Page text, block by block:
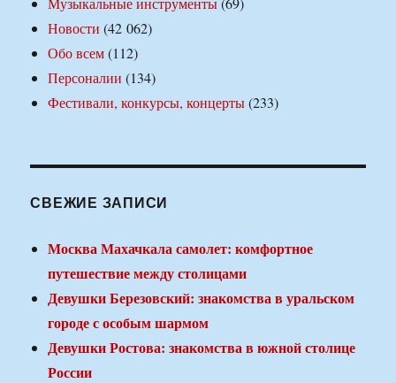
Новости (42 062)
Обо всем(112)
Персоналии (134)
Фестивали, конкурсы, концерты(233)
СВЕЖИЕ ЗАПИСИ
Москва Махачкала самолет: комфортное
путешествие между столицами
Девушки Березовский: знакомства в уральском
городе с особым шармом
Девушки Ростова: знакомства в южной столице
России